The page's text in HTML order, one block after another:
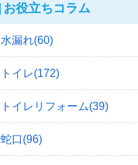
お役立ちコラム
水漏れ(60)
トイレ(172)
トイレリフォーム(39)
蛇口(96)